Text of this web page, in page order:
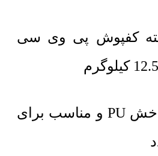
کفپوش پی وی سی
پوشش ضد خش PU و مناسب برای